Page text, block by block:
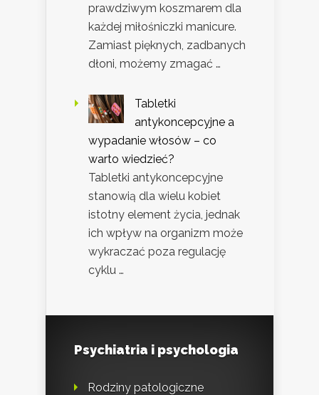
prawdziwym koszmarem dla
każdej miłośniczki manicure.
Zamiast pięknych, zadbanych
dłoni, możemy zmagać …
Tabletki
antykoncepcyjne a
wypadanie włosów – co
warto wiedzieć?
Tabletki antykoncepcyjne
stanowią dla wielu kobiet
istotny element życia, jednak
ich wpływ na organizm może
wykraczać poza regulację
cyklu …
Psychiatria i psychologia
Rodziny patologiczne